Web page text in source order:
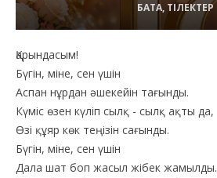
БАТА, ТІЛЕКТЕР
Қарындасым!
Бүгін, міне, сен үшін
Аспан нұрдан әшекейін тағынды.
Күміс өзен күліп сылқ - сылқ ақты да,
Өзі құяр көк теңізін сағынды.
Бүгін, міне, сен үшін
Дала шат боп жасыл жібек жамылды.